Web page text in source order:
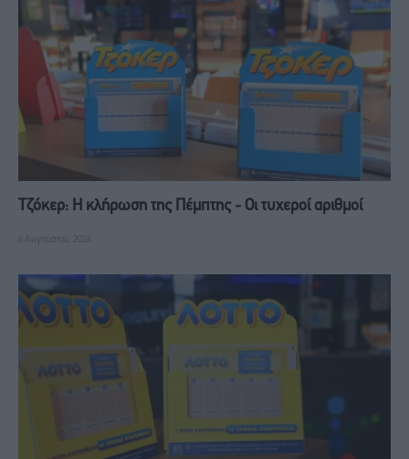
Τζόκερ: Η κλήρωση της Πέμπτης - Οι τυχεροί αριθμοί
6 Αυγούστου, 2026